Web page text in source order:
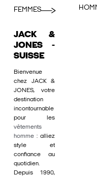
FEMMES
JACK &
JONES -
SUISSE
Bienvenue
chez JACK &
JONES, votre
destination
incontournable
pour les
vêtements
homme : alliez
style et
confiance au
quotidien.
Depuis 1990,